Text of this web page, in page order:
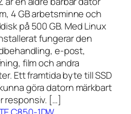
4 GB arbetsminne och
på 500 GB. Med Linux
fungerar den
e-post,
film och andra
Ett framtida byte till SSD
göra datorn märkbart
responsiv. […]